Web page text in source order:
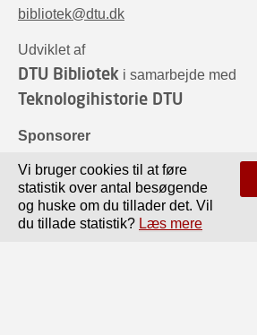
bibliotek@dtu.dk
Udviklet af
DTU Bibliotek i samarbejde med
Teknologihistorie DTU
Sponsorer
Vi bruger cookies til at føre
statistik over antal besøgende
og huske om du tillader det. Vil
du tillade statistik? Læs mere